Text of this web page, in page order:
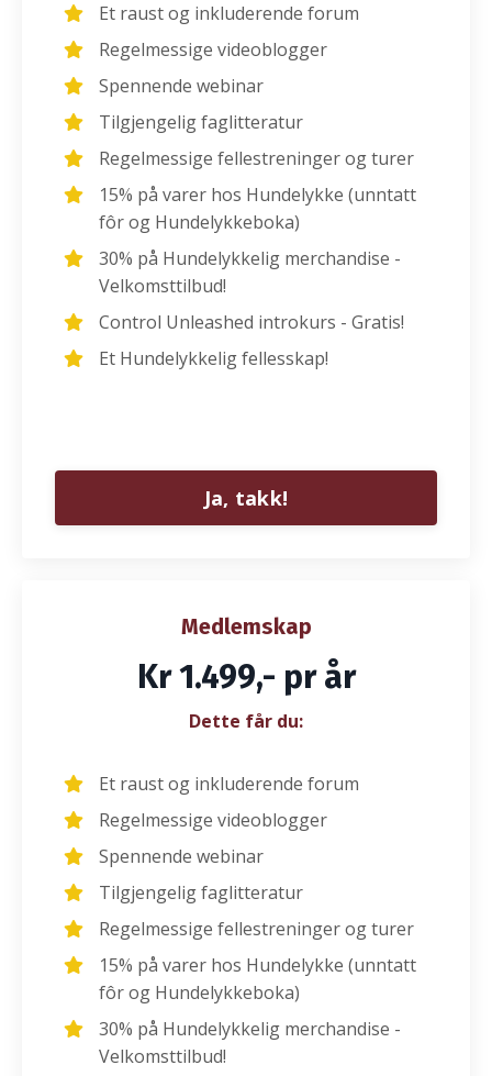
Et raust og inkluderende forum
Regelmessige videoblogger
Spennende webinar
Tilgjengelig faglitteratur
Regelmessige fellestreninger og turer
15% på varer hos Hundelykke (unntatt
fôr og Hundelykkeboka)
30% på Hundelykkelig merchandise -
Velkomsttilbud!
Control Unleashed introkurs - Gratis!
Et Hundelykkelig fellesskap!
Ja, takk!
Medlemskap
Kr 1.499,- pr år
Dette får du:
Et raust og inkluderende forum
Regelmessige videoblogger
Spennende webinar
Tilgjengelig faglitteratur
Regelmessige fellestreninger og turer
15% på varer hos Hundelykke (unntatt
fôr og Hundelykkeboka)
30% på Hundelykkelig merchandise -
Velkomsttilbud!